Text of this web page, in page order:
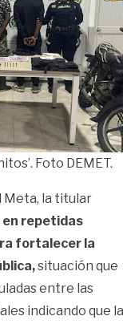
Foto DEMET.
Meta, la titular
en repetidas
fortalecer la
situación que
entre las
indicando que la